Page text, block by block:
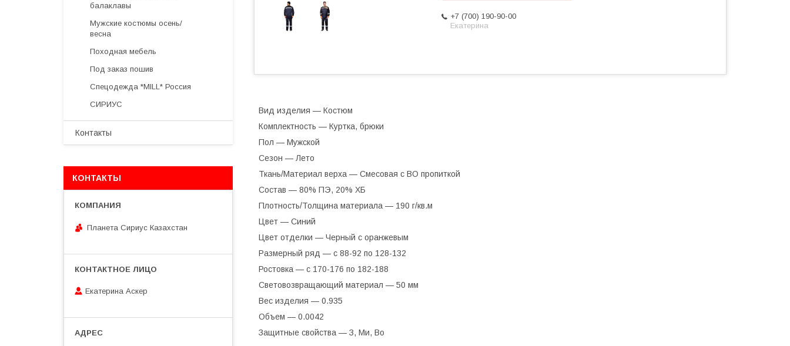
+7 (700) 190-90-00
Екатерина
Вид изделия — Костюм
Комплектность — Куртка, брюки
Пол — Мужской
Сезон — Лето
Ткань/Материал верха — Смесовая с ВО пропиткой
Состав — 80% ПЭ, 20% ХБ
Плотность/Толщина материала — 190 г/кв.м
Цвет — Синий
Цвет отделки — Черный с оранжевым
Размерный ряд — с 88-92 по 128-132
Ростовка — с 170-176 по 182-188
Световозвращающий материал — 50 мм
Вес изделия — 0.935
Объем — 0.0042
Защитные свойства — З, Ми, Во
балаклавы
Мужские костюмы осень/
весна
Походная мебель
Под заказ пошив
Спецодежда *MILL* Россия
СИРИУС
Контакты
КОНТАКТЫ
Планета Сириус Казахстан
Екатерина Аскер